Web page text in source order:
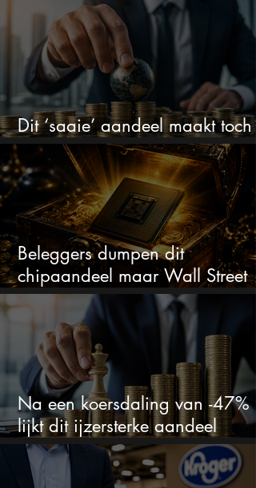
Dit ‘saaie’ aandeel maakt toch
bizar veel winst
Beleggers dumpen dit
chipaandeel maar Wall Street
ziet een zeldzame koopkans
Na een koersdaling van -47%
lijkt dit ijzersterke aandeel
aantrekkelijker dan ooit